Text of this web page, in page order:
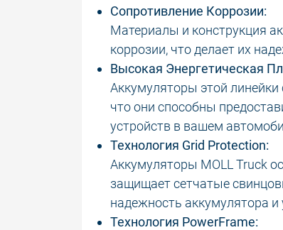
Сопротивление Коррозии:
Материалы и конструкция
коррозии, что делает их
Высокая Энергетическая
Аккумуляторы этой
что они способны
устройств в вашем
Технология Grid Protection:
Аккумуляторы MOLL Truck
защищает сетчатые
надежность аккумулятора и
Технология PowerFrame: